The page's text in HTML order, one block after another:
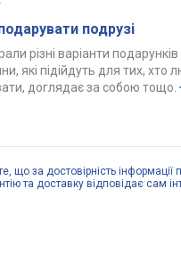
подрузі
різні варіанти
які підійдуть для тих, хто
доглядає за собою тощо.
що за достовірність інформації
та доставку відповідає сам